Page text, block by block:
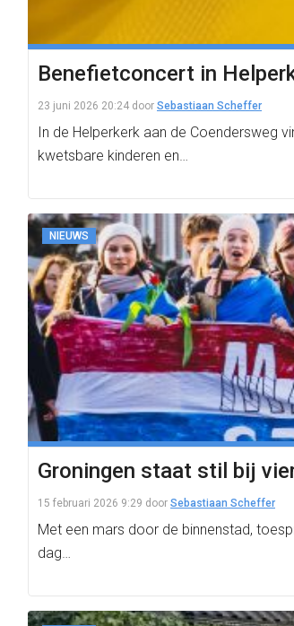
Benefietconcert in
23 juni 2026 20:24 door Sebastiaan Scheffer
In de Helperkerk aan de Coendersweg
kwetsbare kinderen en…
NIEUWS
Groningen staat stil bij
15 februari 2026 9:29 door Sebastiaan Scheffer
Met een mars door de binnenstad,
dag…